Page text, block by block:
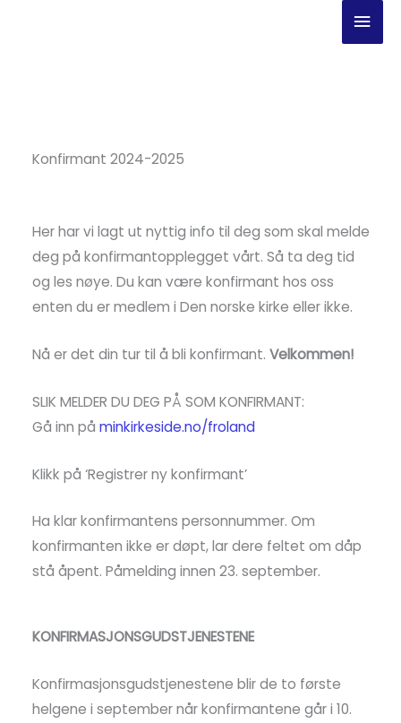
Konfirmant 2024-2025
Her har vi lagt ut nyttig info til deg som skal melde
deg på konfirmantopplegget vårt. Så ta deg tid
og les nøye. Du kan være konfirmant hos oss
enten du er medlem i Den norske kirke eller ikke.
Nå er det din tur til å bli konfirmant. Velkommen!
SLIK MELDER DU DEG PÅ SOM KONFIRMANT:
Gå inn på minkirkeside.no/froland
Klikk på ‘Registrer ny konfirmant’
Ha klar konfirmantens personnummer. Om
konfirmanten ikke er døpt, lar dere feltet om dåp
stå åpent. Påmelding innen 23. september.
KONFIRMASJONSGUDSTJENESTENE
Konfirmasjonsgudstjenestene blir de to første
helgene i september når konfirmantene går i 10.